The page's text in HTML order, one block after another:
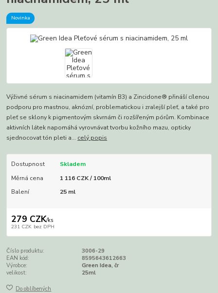
Novinka
Výživné sérum s niacinamidem (vitamín B3) a Zincidone® přináší cílenou
podporu pro mastnou, aknózní, problematickou i zralejší pleť, a také pro
pleť se sklony k pigmentovým skvrnám či rozšířeným pórům. Kombinace
aktivních látek napomáhá vyrovnávat tvorbu kožního mazu, opticky
sjednocovat tón pleti a... celý popis
Dostupnost
Skladem
Měrná cena
1 116 CZK / 100ml
Balení
25 ml
279 CZK/ks
231 CZK bez DPH
Číslo produktu:
3006-29
EAN kód:
8595643612663
Výrobce:
Green Idea, čr
velikost:
25ml
Do oblíbených